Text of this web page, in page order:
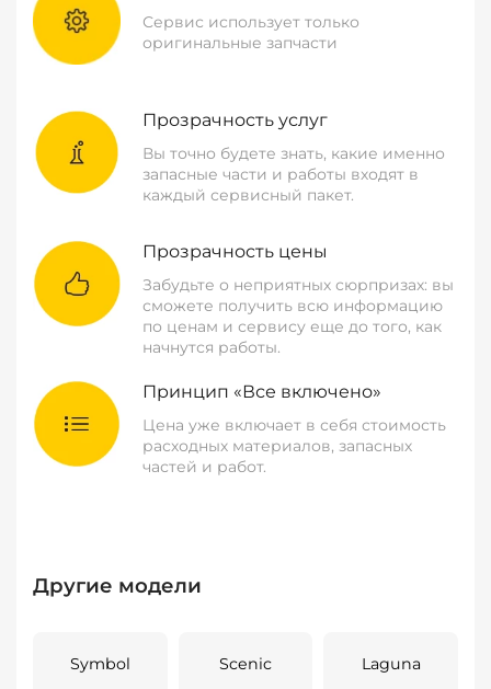
Сервис использует только
оригинальные запчасти
Прозрачность услуг
Вы точно будете знать, какие именно
запасные части и работы входят в
каждый сервисный пакет.
Прозрачность цены
Забудьте о неприятных сюрпризах: вы
сможете получить всю информацию
по ценам и сервису еще до того, как
начнутся работы.
Принцип «Все включено»
Цена уже включает в себя стоимость
расходных материалов, запасных
частей и работ.
Другие модели
Symbol Scenic Laguna